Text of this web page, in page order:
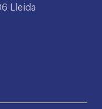
Lleida